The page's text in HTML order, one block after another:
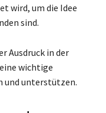
wird, um die Idee
sind.
Ausdruck in der
wichtige
und unterstützen.